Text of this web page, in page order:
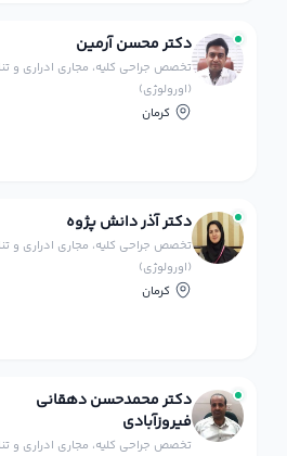
دکتر محسن آرمین
تخصص جراحی کلیه، مجاری ادراری و
(اورولوژی)
کرمان
دکتر آذر دانش پژوه
تخصص جراحی کلیه، مجاری ادراری و
(اورولوژی)
کرمان
دکتر محمدحسن دهقانی
فیروزآبادی
تخصص جراحی کلیه، مجاری ادراری و